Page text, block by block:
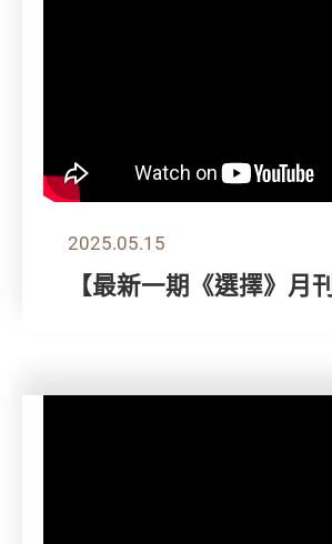
2025.05.15
【最新一期《選擇》月